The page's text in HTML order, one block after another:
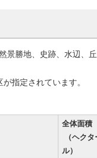
景勝地、史跡、水辺、
指定されています。
全体面積
（ヘクタ
ル）